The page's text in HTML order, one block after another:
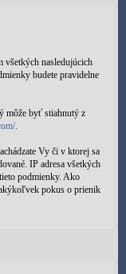
všetkých nasledujúcich
budete pravidelne
môže byť stiahnutý z
.
Vy či v ktorej sa
IP adresa všetkých
podmienky. Ako
pokus o prienik